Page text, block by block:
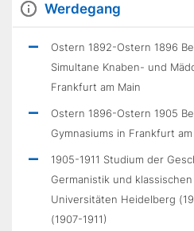
Werdegang
Ostern 1892-Ostern 1896
Simultane Knaben- und
Frankfurt am Main
Ostern 1896-Ostern 1905
Gymnasiums in Frankfurt
1905-1911 Studium der
Germanistik und
Universitäten Heidelberg
(1907-1911)